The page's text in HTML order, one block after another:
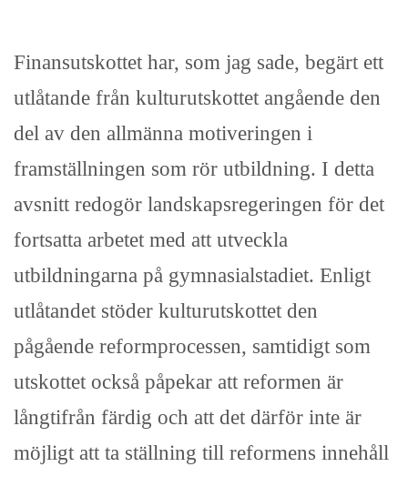
Finansutskottet har, som jag sade, begärt ett
utlåtande från kulturutskottet angående den
del av den allmänna motiveringen i
framställningen som rör utbildning. I detta
avsnitt redogör landskapsregeringen för det
fortsatta arbetet med att utveckla
utbildningarna på gymnasialstadiet. Enligt
utlåtandet stöder kulturutskottet den
pågående reformprocessen, samtidigt som
utskottet också påpekar att reformen är
långtifrån färdig och att det därför inte är
möjligt att ta ställning till reformens innehåll